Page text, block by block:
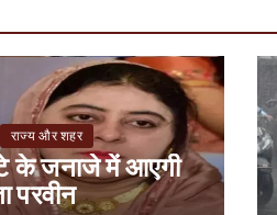
राज्य और शहर
के जनाजे में आएगी
परवीन